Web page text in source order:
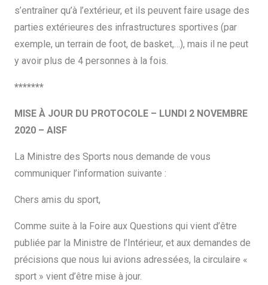
s’entraîner qu’à l’extérieur, et ils peuvent faire usage des
parties extérieures des infrastructures sportives (par
exemple, un terrain de foot, de basket,…), mais il ne peut
y avoir plus de 4 personnes à la fois.
*******
MISE À JOUR DU PROTOCOLE – LUNDI 2 NOVEMBRE
2020 – AISF
La Ministre des Sports nous demande de vous
communiquer l’information suivante :
Chers amis du sport,
Comme suite à la Foire aux Questions qui vient d’être
publiée par la Ministre de l’Intérieur, et aux demandes de
précisions que nous lui avions adressées, la circulaire «
sport » vient d’être mise à jour.